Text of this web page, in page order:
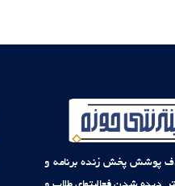
پوشش پخش زنده برنامه و